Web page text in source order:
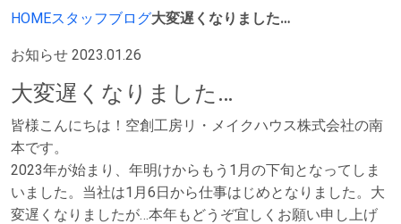
HOMEスタッフブログ大変遅くなりました…
お知らせ 2023.01.26
大変遅くなりました…
皆様こんにちは！空創工房リ・メイクハウス株式会社の南
本です。
2023年が始まり、年明けからもう1月の下旬となってしま
いました。当社は1月6日から仕事はじめとなりました。大
変遅くなりましたが…本年もどうぞ宜しくお願い申し上げ